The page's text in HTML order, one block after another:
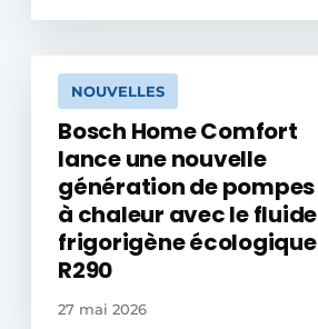
NOUVELLES
Bosch Home Comfort
lance une nouvelle
génération de pompes
à chaleur avec le fluide
frigorigène écologique
R290
27 mai 2026